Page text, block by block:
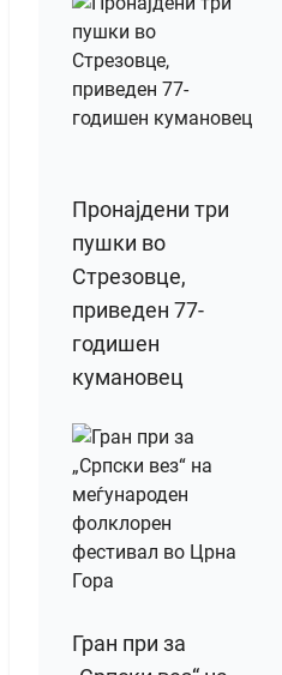
Пронајдени три
пушки во
Стрезовце,
приведен 77-
годишен
кумановец
Гран при за